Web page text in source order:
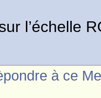
l’échelle
à ce